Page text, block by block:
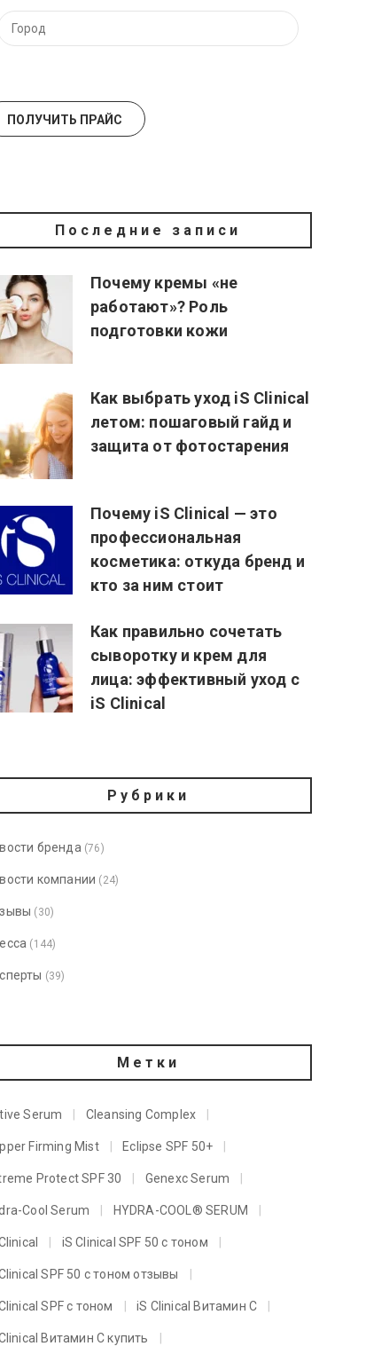
Последние записи
Почему кремы «не
работают»? Роль
подготовки кожи
Как выбрать уход iS Clinical
летом: пошаговый гайд и
защита от фотостарения
Почему iS Clinical — это
профессиональная
косметика: откуда бренд и
кто за ним стоит
Как правильно сочетать
сыворотку и крем для
лица: эффективный уход с
iS Clinical
Рубрики
бренда (76)
компании (24)
(30)
(144)
(39)
Метки
Serum Cleansing Complex
Firming Mist Eclipse SPF 50+
Protect SPF 30 Genexc Serum
Cool Serum HYDRA-COOL® SERUM
iS Clinical SPF 50 с тоном
SPF 50 с тоном отзывы
SPF с тоном iS Clinical Витамин C
Витамин C купить